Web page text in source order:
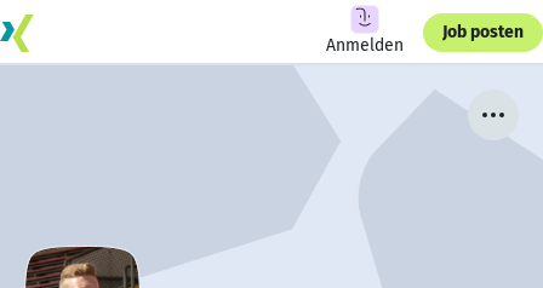
Anmelden
Job posten